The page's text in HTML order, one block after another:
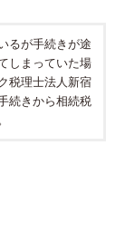
るが手続きが途
しまっていた場
税理士法人新宿
続きから相続税